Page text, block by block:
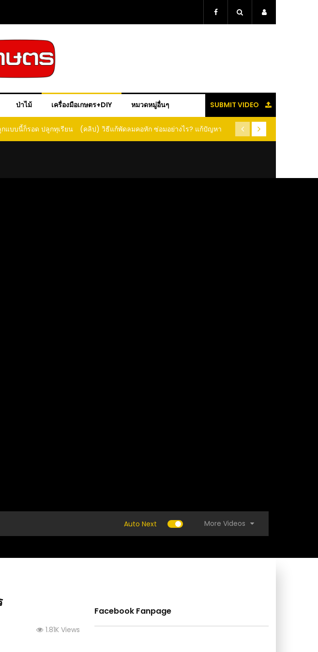
ป่าไม้ เครื่องมือเกษตร+DIY หมวดหมู่อื่นๆ SUBMIT VIDEO
อมอย่างไร? แก้ปัญหา
อตก
(คลิป) วิธีแกะเม็ดข้าวโพด แบบง่ายๆ ใน 1 นาที ได้
เม็ดสวยเต็มเม็ด ไม่ต้องฝานให้เสียเนื้อ เสียเวลา
(คลิป) วิธีเก็บกระเทียม แบบ
หอมฟุ้ง สีสวยเหมือนเดิม ฉัน
Auto Next More Videos
1.81K Views
Facebook Fanpage